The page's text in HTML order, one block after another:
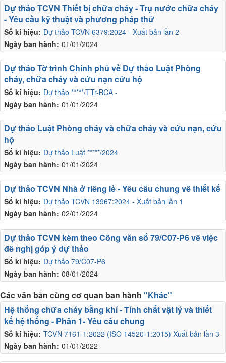
Số kí hiệu: Dự thảo TCVN 6379:2024 - Xuất bản lần 2
Ngày ban hành: 01/01/2024
Dự thảo TCVN Thiết bị chữa cháy - Trụ nước chữa cháy
- Yêu cầu kỹ thuật và phương pháp thử
Số kí hiệu: Dự thảo *****/TTr-BCA -
Ngày ban hành: 01/01/2024
Dự thảo Tờ trình Chính phủ về Dự thảo Luật Phòng
cháy, chữa cháy và cứu nạn cứu hộ
Số kí hiệu: Dự thảo Luật *****/2024
Ngày ban hành: 01/01/2024
Dự thảo Luật Phòng cháy và chữa cháy và cứu nạn, cứu
hộ
Số kí hiệu: Dự thảo TCVN 13967:2024 - Xuất bản lần 1
Ngày ban hành: 02/01/2024
Dự thảo TCVN Nhà ở riêng lẻ - Yêu cầu chung về thiết kế
Số kí hiệu: Dự thảo 79/C07-P6
Ngày ban hành: 08/01/2024
Dự thảo TCVN kèm theo Công văn số 79/C07-P6 về việc
đề nghị góp ý dự thảo
Các văn bản cùng cơ quan ban hành "Khác"
Số kí hiệu: TCVN 7161-1:2022 (ISO 14520-1:2015) Xuất bản lần 3
Ngày ban hành: 01/01/2022
Hệ thống chữa cháy bằng khí - Tính chất vật lý và thiết
kế hệ thống - Phần 1- Yêu cầu chung